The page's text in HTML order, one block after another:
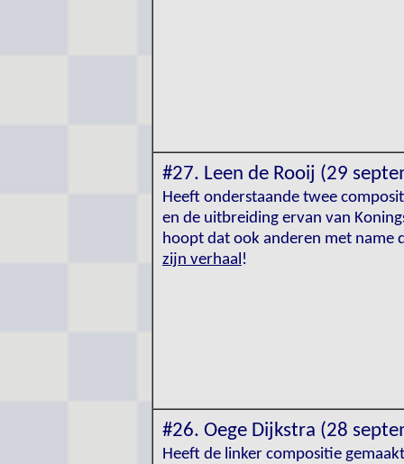
#27. Leen de Rooij (29
Heeft onderstaande twee
en de uitbreiding ervan van
hoopt dat ook anderen met name
zijn verhaal!
#26. Oege Dijkstra (28
Heeft de linker compositie